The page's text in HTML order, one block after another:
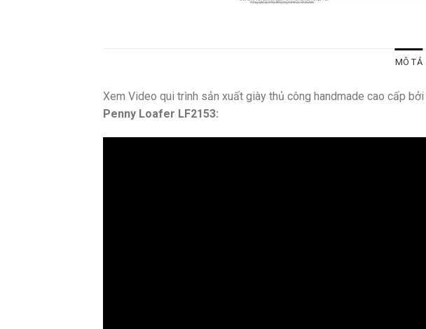
MÔ TẢ
Xem Video qui trình sản xuất giày thủ công handmade cao cấp bởi
Penny Loafer LF2153: